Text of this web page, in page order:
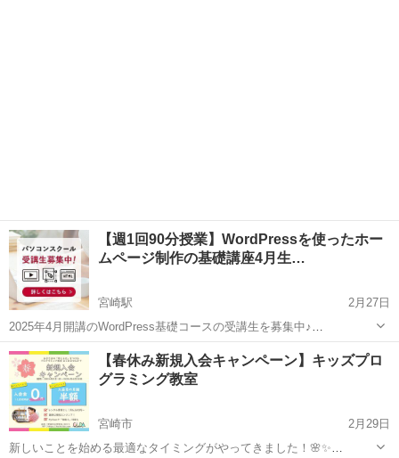
【週1回90分授業】WordPressを使ったホー
ムページ制作の基礎講座4月生…
宮崎駅
2月27日
2025年4月開講のWordPress基礎コースの受講生を募集中♪
https://manabito.biz/school-recruit/ 株式会社まなびとでは社会人の方
を対象に、ホームページ制作やWebデザイン、...
宮崎 宮崎市 宮崎駅 プログラミング WordPress
【春休み新規入会キャンペーン】キッズプロ
グラミング教室
宮崎市
2月29日
新しいことを始める最適なタイミングがやってきました！🌸✨